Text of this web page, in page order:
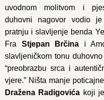
uvodnom molitvom i
duhovni nagovor vodio
pratnju i slavljenje benda
Fra Stjepan Brčina i
slavljeničkom tonu
“preobrazbu srca i
vjere.” Ništa manje
Dražena Radigovića koji